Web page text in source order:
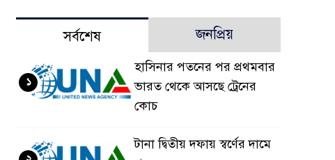
সর্বশেষ জনপ্রিয়
হাসিনার পতনের পর প্রথমবার
ভারত থেকে আসছে ট্রেনের
কোচ
১
টানা দ্বিতীয় দফায় স্বর্ণের দামে